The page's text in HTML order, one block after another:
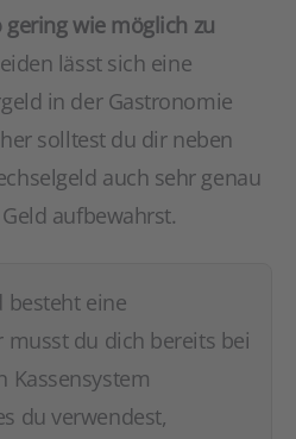
gering wie möglich zu
lässt sich eine
in der Gastronomie
solltest du dir neben
auch sehr genau
aufbewahrst.
besteht eine
musst du dich bereits bei
Kassensystem
du verwendest,